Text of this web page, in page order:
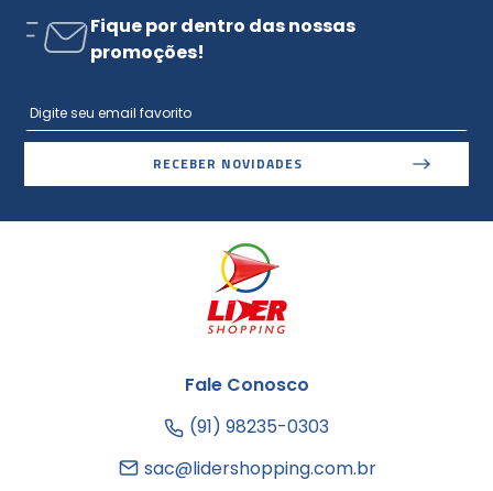
Fique por dentro das nossas
promoções!
RECEBER NOVIDADES
Fale Conosco
(91) 98235-0303
sac@lidershopping.com.br